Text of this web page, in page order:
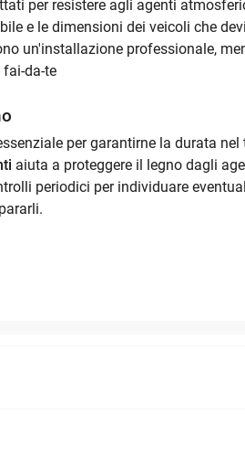
per resistere agli agenti
e le dimensioni dei veicoli che
un'installazione professionale,
da-te
per garantirne la durata nel
aiuta a proteggere il legno dagli
periodici per individuare